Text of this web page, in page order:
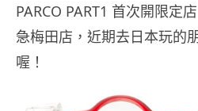
PARCO PART1 首次開限定
急梅田店，近期去日本玩的
喔！